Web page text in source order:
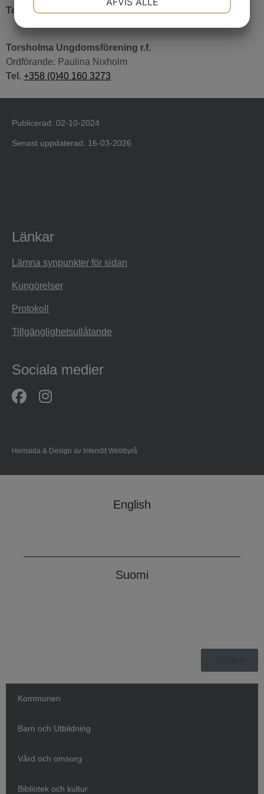
Tel.
+358 (0)40 579 0793
Torsholma Ungdomsförening r.f.
Ordförande: Paulina Nixholm
Tel. +358 (0)40 160 3273
Publicerad: 02-10-2024
Senast uppdaterad: 16-03-2026
Länkar
Lämna synpunkter för sidan
Kungörelser
Protokoll
Tillgänglighetsutlåtande
Sociala medier
Hemsida & Design av Intendit Webbyrå
English
Suomi
Kommunen
Barn och Utbildning
Vård och omsorg
Bibliotek och kultur